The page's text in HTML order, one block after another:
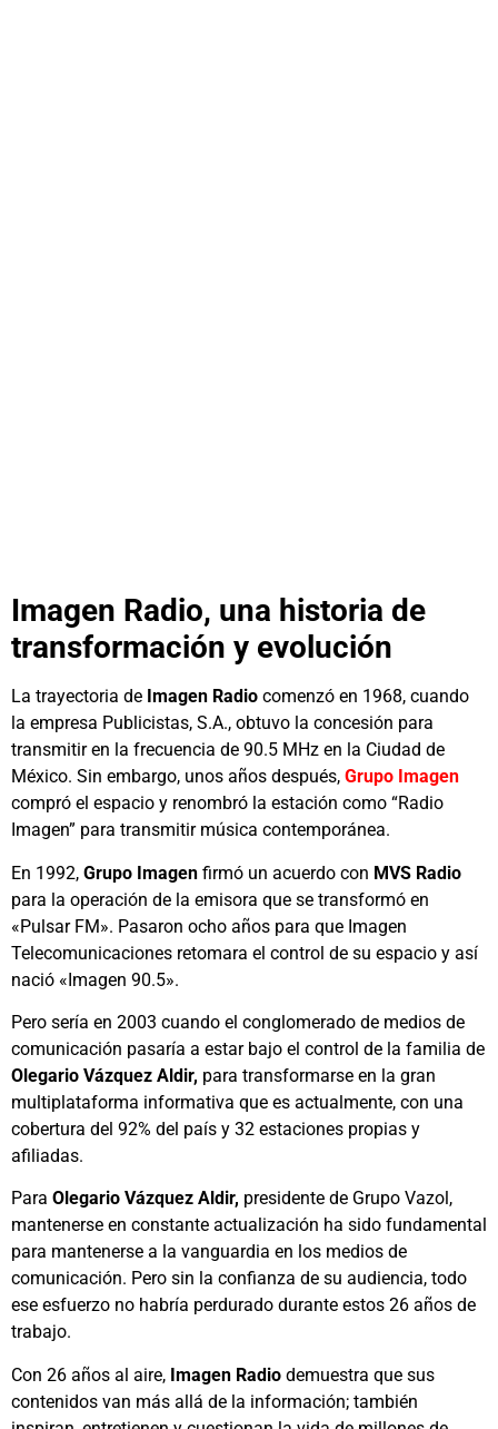
Imagen Radio, una historia de
transformación y evolución
La trayectoria de Imagen Radio comenzó en 1968, cuando
la empresa Publicistas, S.A., obtuvo la concesión para
transmitir en la frecuencia de 90.5 MHz en la Ciudad de
México. Sin embargo, unos años después, Grupo Imagen
compró el espacio y renombró la estación como “Radio
Imagen” para transmitir música contemporánea.
En 1992, Grupo Imagen firmó un acuerdo con MVS Radio
para la operación de la emisora que se transformó en
«Pulsar FM». Pasaron ocho años para que Imagen
Telecomunicaciones retomara el control de su espacio y así
nació «Imagen 90.5».
Pero sería en 2003 cuando el conglomerado de medios de
comunicación pasaría a estar bajo el control de la familia de
Olegario Vázquez Aldir, para transformarse en la gran
multiplataforma informativa que es actualmente, con una
cobertura del 92% del país y 32 estaciones propias y
afiliadas.
Para Olegario Vázquez Aldir, presidente de Grupo Vazol,
mantenerse en constante actualización ha sido fundamental
para mantenerse a la vanguardia en los medios de
comunicación. Pero sin la confianza de su audiencia, todo
ese esfuerzo no habría perdurado durante estos 26 años de
trabajo.
Con 26 años al aire, Imagen Radio demuestra que sus
contenidos van más allá de la información; también